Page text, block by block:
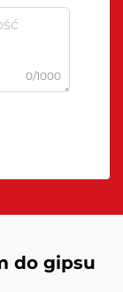
0/1000
do gipsu